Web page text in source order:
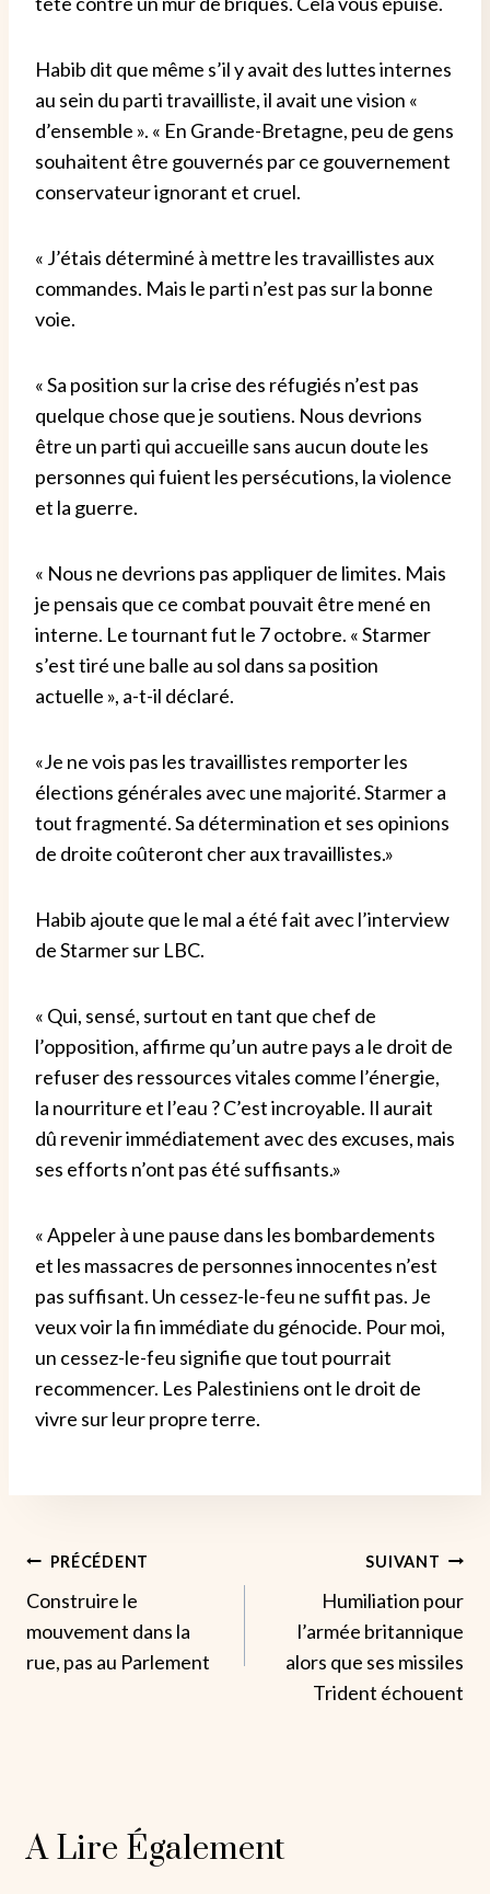
Habib dit que même s’il y avait des luttes internes
au sein du parti travailliste, il avait une vision «
d’ensemble ». « En Grande-Bretagne, peu de gens
souhaitent être gouvernés par ce gouvernement
conservateur ignorant et cruel.
« J’étais déterminé à mettre les travaillistes aux
commandes. Mais le parti n’est pas sur la bonne
voie.
« Sa position sur la crise des réfugiés n’est pas
quelque chose que je soutiens. Nous devrions
être un parti qui accueille sans aucun doute les
personnes qui fuient les persécutions, la violence
et la guerre.
« Nous ne devrions pas appliquer de limites. Mais
je pensais que ce combat pouvait être mené en
interne. Le tournant fut le 7 octobre. « Starmer
s’est tiré une balle au sol dans sa position
actuelle », a-t-il déclaré.
«Je ne vois pas les travaillistes remporter les
élections générales avec une majorité. Starmer a
tout fragmenté. Sa détermination et ses opinions
de droite coûteront cher aux travaillistes.»
Habib ajoute que le mal a été fait avec l’interview
de Starmer sur LBC.
« Qui, sensé, surtout en tant que chef de
l’opposition, affirme qu’un autre pays a le droit de
refuser des ressources vitales comme l’énergie,
la nourriture et l’eau ? C’est incroyable. Il aurait
dû revenir immédiatement avec des excuses, mais
ses efforts n’ont pas été suffisants.»
« Appeler à une pause dans les bombardements
et les massacres de personnes innocentes n’est
pas suffisant. Un cessez-le-feu ne suffit pas. Je
veux voir la fin immédiate du génocide. Pour moi,
un cessez-le-feu signifie que tout pourrait
recommencer. Les Palestiniens ont le droit de
vivre sur leur propre terre.
Navigation
De
L’article
PRÉCÉDENT
Construire le
mouvement dans la
rue, pas au Parlement
SUIVANT
Humiliation pour
l’armée britannique
alors que ses missiles
Trident échouent
A Lire Également